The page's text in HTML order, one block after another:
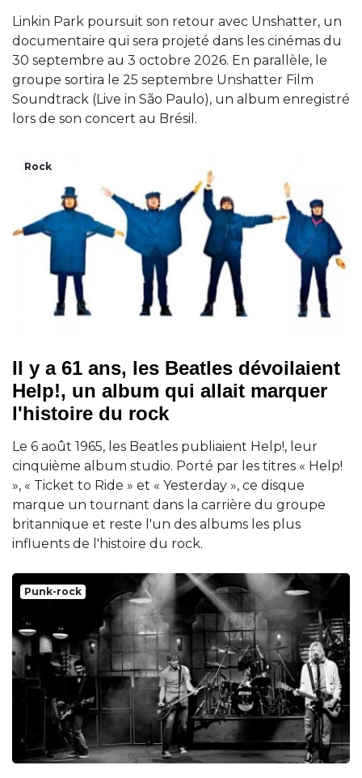
Linkin Park poursuit son retour avec Unshatter, un
documentaire qui sera projeté dans les cinémas du
30 septembre au 3 octobre 2026. En parallèle, le
groupe sortira le 25 septembre Unshatter Film
Soundtrack (Live in São Paulo), un album enregistré
lors de son concert au Brésil.
Rock
Il y a 61 ans, les Beatles dévoilaient
Help!, un album qui allait marquer
l'histoire du rock
Le 6 août 1965, les Beatles publiaient Help!, leur
cinquième album studio. Porté par les titres « Help!
», « Ticket to Ride » et « Yesterday », ce disque
marque un tournant dans la carrière du groupe
britannique et reste l'un des albums les plus
influents de l'histoire du rock.
Punk-rock